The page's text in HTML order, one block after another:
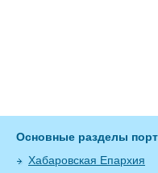
Основные разделы
Хабаровская Епархия